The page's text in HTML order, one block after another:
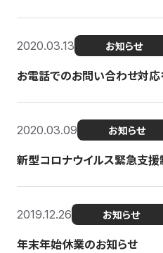
2020.03.13 お知らせ
お電話でのお問い合わせ対
2020.03.09 お知らせ
新型コロナウイルス緊急支援
2019.12.26 お知らせ
年末年始休業のお知らせ